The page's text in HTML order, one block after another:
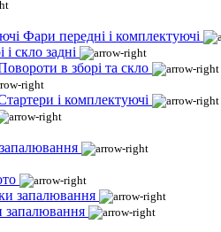
Фари передні і комплектуючі
і скло задні
в зборі та скло
і комплектуючі
запалювання
запалювання